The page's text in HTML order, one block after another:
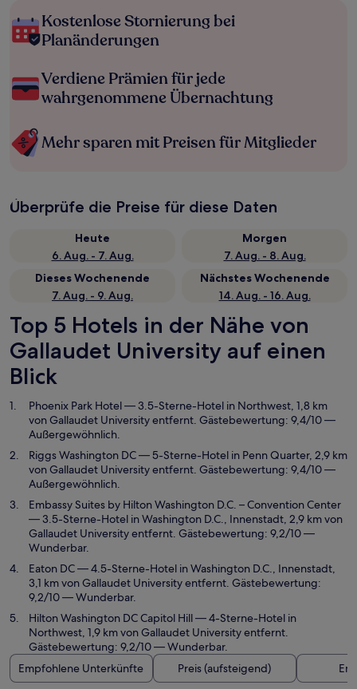
Kostenlose Stornierung bei
Planänderungen
Verdiene Prämien für jede
wahrgenommene Übernachtung
Mehr sparen mit Preisen für Mitglieder
Überprüfe die Preise für diese Daten
Heute
6. Aug. - 7. Aug.
Morgen
7. Aug. - 8. Aug.
Dieses Wochenende
7. Aug. - 9. Aug.
Nächstes Wochenende
14. Aug. - 16. Aug.
Top 5 Hotels in der Nähe von
Gallaudet University auf einen
Blick
Phoenix Park Hotel— 3.5-Sterne-Hotel in Northwest, 1,8 km
von Gallaudet University entfernt. Gästebewertung: 9,4/10 —
Außergewöhnlich.
Riggs Washington DC— 5-Sterne-Hotel in Penn Quarter, 2,9 km
von Gallaudet University entfernt. Gästebewertung: 9,4/10 —
Außergewöhnlich.
Embassy Suites by Hilton Washington D.C. – Convention Center
— 3.5-Sterne-Hotel in Washington D.C., Innenstadt, 2,9 km von
Gallaudet University entfernt. Gästebewertung: 9,2/10 —
Wunderbar.
Eaton DC— 4.5-Sterne-Hotel in Washington D.C., Innenstadt,
3,1 km von Gallaudet University entfernt. Gästebewertung:
9,2/10 — Wunderbar.
Hilton Washington DC Capitol Hill— 4-Sterne-Hotel in
Northwest, 1,9 km von Gallaudet University entfernt.
Gästebewertung: 9,2/10 — Wunderbar.
Empfohlene Unterkünfte
Preis (aufsteigend)